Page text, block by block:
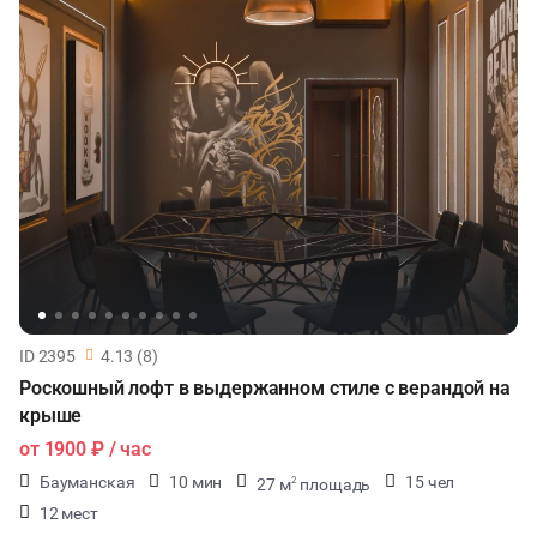
ID 2395 4.13 (8)
Роскошный лофт в выдержанном стиле с верандой на
крыше
от 1900 ₽/ час
Бауманская 10 мин 27 м2 площадь
15 чел
12 мест